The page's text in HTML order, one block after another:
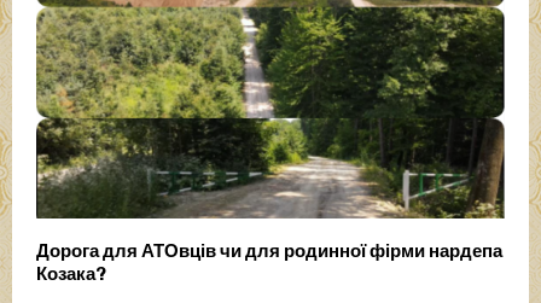
Дорога для АТОвців чи для родинної фірми нардепа
Козака?